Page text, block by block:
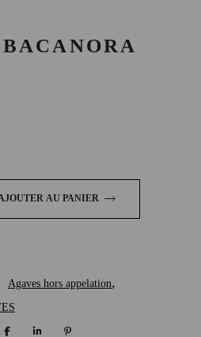
17 quantity
AU PANIER
Agaves hors appelation,